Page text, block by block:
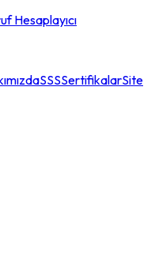
Hesaplayıcı
SSSSertifikalarSite